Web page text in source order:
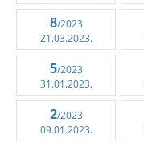
8/2023
21.03.2023.
5/2023
31.01.2023.
2/2023
09.01.2023.